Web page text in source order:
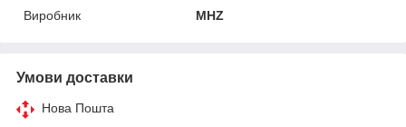
Виробник
MHZ
Умови доставки
Нова Пошта